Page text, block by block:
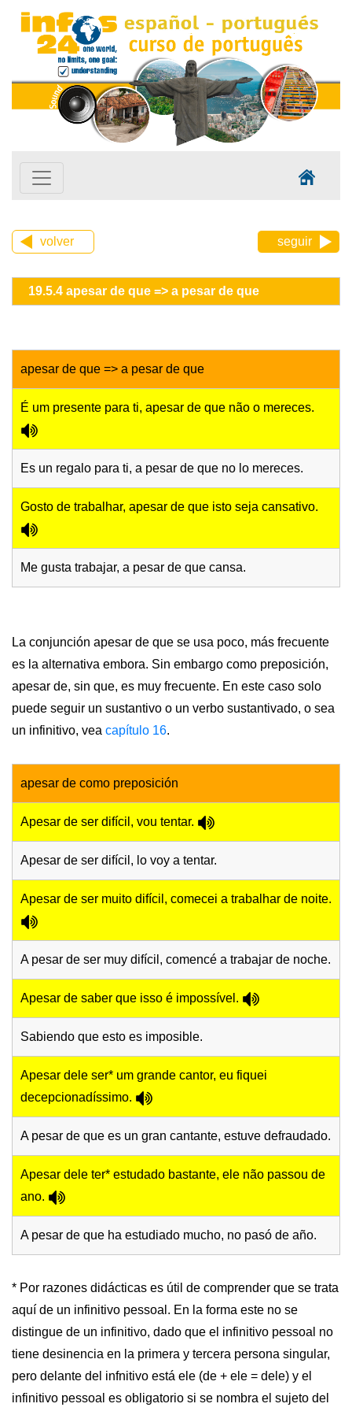
volver seguir
19.5.4 apesar de que => a pesar de que
apesar de que => a pesar de que
É um presente para ti, apesar de que não o mereces.
Es un regalo para ti, a pesar de que no lo mereces.
Gosto de trabalhar, apesar de que isto seja cansativo.
Me gusta trabajar, a pesar de que cansa.
La conjunción apesar de que se usa poco, más frecuente
es la alternativa embora. Sin embargo como preposición,
apesar de, sin que, es muy frecuente. En este caso solo
puede seguir un sustantivo o un verbo sustantivado, o sea
un infinitivo, vea capítulo 16.
apesar de como preposición
Apesar de ser difícil, vou tentar.
Apesar de ser difícil, lo voy a tentar.
Apesar de ser muito difícil, comecei a trabalhar de noite.
A pesar de ser muy difícil, comencé a trabajar de noche.
Apesar de saber que isso é impossível.
Sabiendo que esto es imposible.
Apesar dele ser* um grande cantor, eu fiquei
decepcionadíssimo.
A pesar de que es un gran cantante, estuve defraudado.
Apesar dele ter* estudado bastante, ele não passou de
ano.
A pesar de que ha estudiado mucho, no pasó de año.
* Por razones didácticas es útil de comprender que se trata
aquí de un infinitivo pessoal. En la forma este no se
distingue de un infinitivo, dado que el infinitivo pessoal no
tiene desinencia en la primera y tercera persona singular,
pero delante del infnitivo está ele (de + ele = dele) y el
infinitivo pessoal es obligatorio si se nombra el sujeto del